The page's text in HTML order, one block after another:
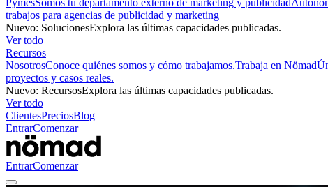
PymesSomos tu departamento externo de marketing y publicidad
trabajos para agencias de publicidad y marketing
Nuevo: SolucionesExplora las últimas capacidades publicadas.
Ver todo
Recursos
NosotrosConoce quiénes somos y cómo trabajamos.Trabaja en Nömad
proyectos y casos reales.
Nuevo: RecursosExplora las últimas capacidades publicadas.
Ver todo
ClientesPreciosBlog
EntrarComenzar
EntrarComenzar